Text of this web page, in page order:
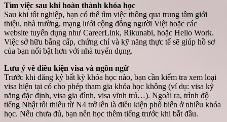
Tìm việc sau khi hoàn thành khóa học
Sau khi tốt nghiệp, bạn có thể tìm việc thông qua trung tâm giới
thiệu, nhà trường, mạng lưới cộng đồng người Việt hoặc các
website tuyển dụng như CareerLink, Rikunabi, hoặc Hello Work.
Việc sở hữu bằng cấp, chứng chỉ và kỹ năng thực tế sẽ giúp hồ sơ
của bạn nổi bật hơn với nhà tuyển dụng.
Lưu ý về điều kiện visa và ngôn ngữ
Trước khi đăng ký bất kỳ khóa học nào, bạn cần kiểm tra xem loại
visa hiện tại có cho phép tham gia khóa học không (ví dụ: visa kỹ
năng đặc định, visa gia đình, visa vĩnh trú…). Ngoài ra, trình độ
tiếng Nhật tối thiểu từ N4 trở lên là điều kiện phổ biến ở nhiều khóa
học. Nếu chưa đủ, bạn nên học thêm tiếng trước khi bắt đầu.